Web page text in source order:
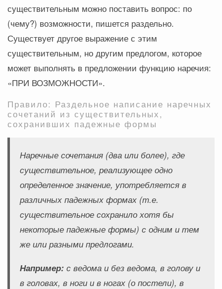
существительным можно поставить вопрос: по
(чему?) возможности, пишется раздельно.
Существует другое выражение с этим
существительным, но другим предлогом, которое
может выполнять в предложении функцию наречия:
«ПРИ ВОЗМОЖНОСТИ».
Правило: Раздельное написание наречных
сочетаний из существительных,
сохранивших падежные формы
Наречные сочетания (два или более), где
существительное, реализующее одно
определенное значение, употребляется в
различных падежных формах (т.е.
существительное сохранило хотя бы
некоторые падежные формы) с одним и тем
же или разными предлогами.
Например: с ведома и без ведома, в голову и
в головах, в ноги и в ногах (о постели), в